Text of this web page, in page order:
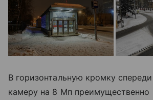
В горизонтальную кромку
камеру на 8 Мп преимущественно